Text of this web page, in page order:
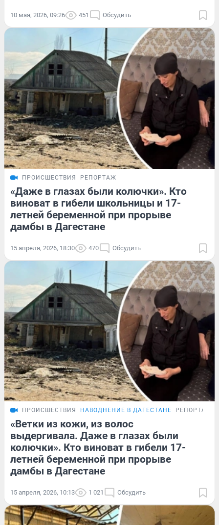
10 мая, 2026, 09:26 451 Обсудить
ПРОИСШЕСТВИЯ РЕПОРТАЖ
«Даже в глазах были колючки». Кто
виноват в гибели школьницы и 17-
летней беременной при прорыве
дамбы в Дагестане
15 апреля, 2026, 18:30 470 Обсудить
ПРОИСШЕСТВИЯ НАВОДНЕНИЕ В ДАГЕСТАНЕ РЕПОРТАЖ
«Ветки из кожи, из волос
выдергивала. Даже в глазах были
колючки». Кто виноват в гибели 17-
летней беременной при прорыве
дамбы в Дагестане
15 апреля, 2026, 10:13 1 021 Обсудить